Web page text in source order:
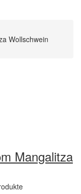
Wollschwein
Mangalitza